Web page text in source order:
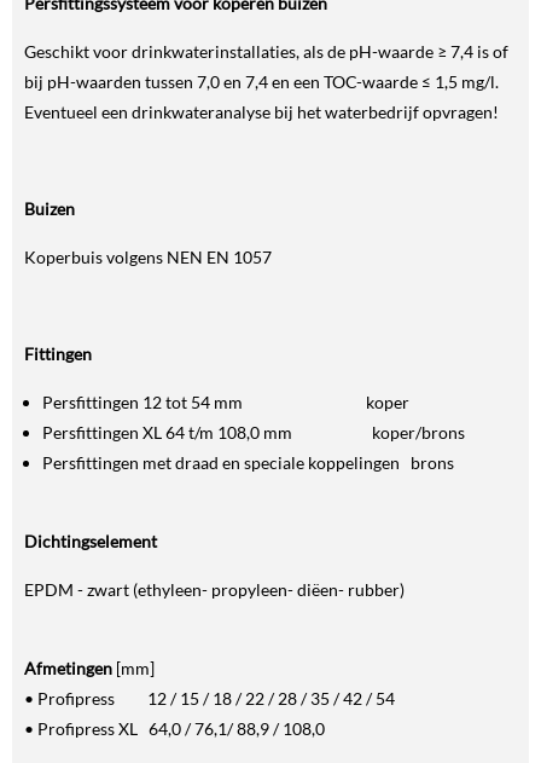
Geschikt voor drinkwaterinstallaties, als de pH-waarde ≥ 7,4 is of
bij pH-waarden tussen 7,0 en 7,4 en een TOC-waarde ≤ 1,5 mg/l.
Eventueel een drinkwateranalyse bij het waterbedrijf opvragen!
Buizen
Koperbuis volgens NEN EN 1057
Fittingen
Persfittingen 12 tot 54 mm koper
Persfittingen XL 64 t/m 108,0 mm koper/brons
Persfittingen met draad en speciale koppelingen brons
Dichtingselement
EPDM - zwart (ethyleen- propyleen- diëen- rubber)
Afmetingen [mm]
• Profipress 12 / 15 / 18 / 22 / 28 / 35 / 42 / 54
• Profipress XL 64,0 / 76,1/ 88,9 / 108,0